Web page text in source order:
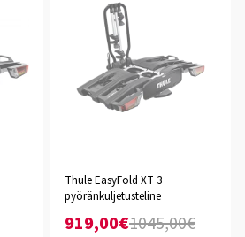
Thule EasyFold XT 3
pyöränkuljetusteline
919,00€1045,00€